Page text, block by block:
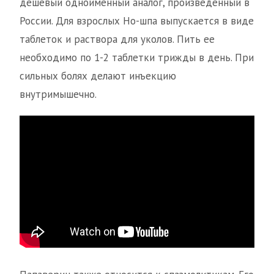
России. Для взрослых Но-шпа выпускается в виде
таблеток и раствора для уколов. Пить ее
необходимо по 1-2 таблетки трижды в день. При
сильных болях делают инъекцию
внутримышечно.